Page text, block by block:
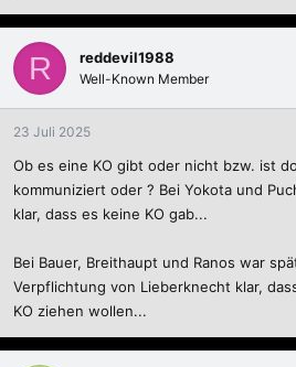
a
k
i
o
n
n
:
R reddevil1988
Well-Known Member
23 Juli 2025
Ob es eine KO gibt oder nicht bzw. ist
kommuniziert oder ? Bei Yokota und
klar, dass es keine KO gab...
Bei Bauer, Breithaupt und Ranos war
Verpflichtung von Lieberknecht klar,
KO ziehen wollen...